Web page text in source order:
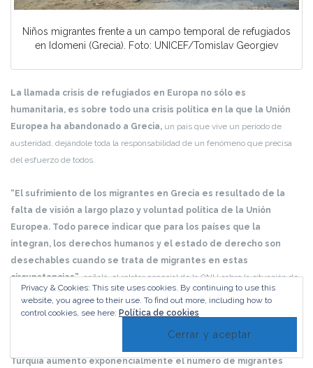
Niños migrantes frente a un campo temporal de refugiados
en Idomeni (Grecia). Foto: UNICEF/Tomislav Georgiev
La llamada crisis de refugiados en Europa no sólo es
humanitaria, es sobre todo una crisis política en la que la Unión
Europea ha abandonado a Grecia, un país que vive un periodo de
austeridad, dejándole toda la responsabilidad de un fenómeno que precisa
del esfuerzo de todos.
“El sufrimiento de los migrantes en Grecia es resultado de la
falta de visión a largo plazo y voluntad política de la Unión
Europea. Todo parece indicar que para los países que la
integran, los derechos humanos y el estado de derecho son
desechables cuando se trata de migrantes en estas
circunstancias”, señaló el relator especial de la ONU sobre la situación de
los migrantes, François Crépeau,
Turquía aumentó exponencialmente el número de migrantes
Privacy & Cookies: This site uses cookies. By continuing to use this
website, you agree to their use. To find out more, including how to
control cookies, see here: Política de cookies